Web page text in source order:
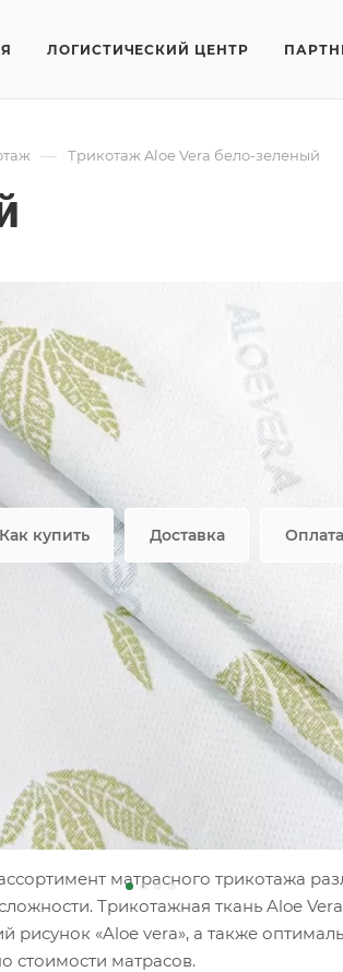
ЛОГИСТИЧЕСКИЙ ЦЕНТР
— Трикотаж Aloe Vera бело-зеленый
трикотажного полотна для
Возможны
Не является
Как купить Доставка Оплата
Aloe Vera бело-
и
производства фабрики
матрасов, топперов,
материал идеально
внешний вид готовой
матрасного трикотажа
Трикотажная ткань Aloe
«Aloe vera», а также
стоимости матрасов.